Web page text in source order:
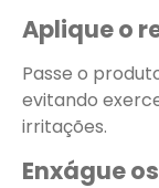
Aplique o
Passe o
evitando
irritações.
Enxágue